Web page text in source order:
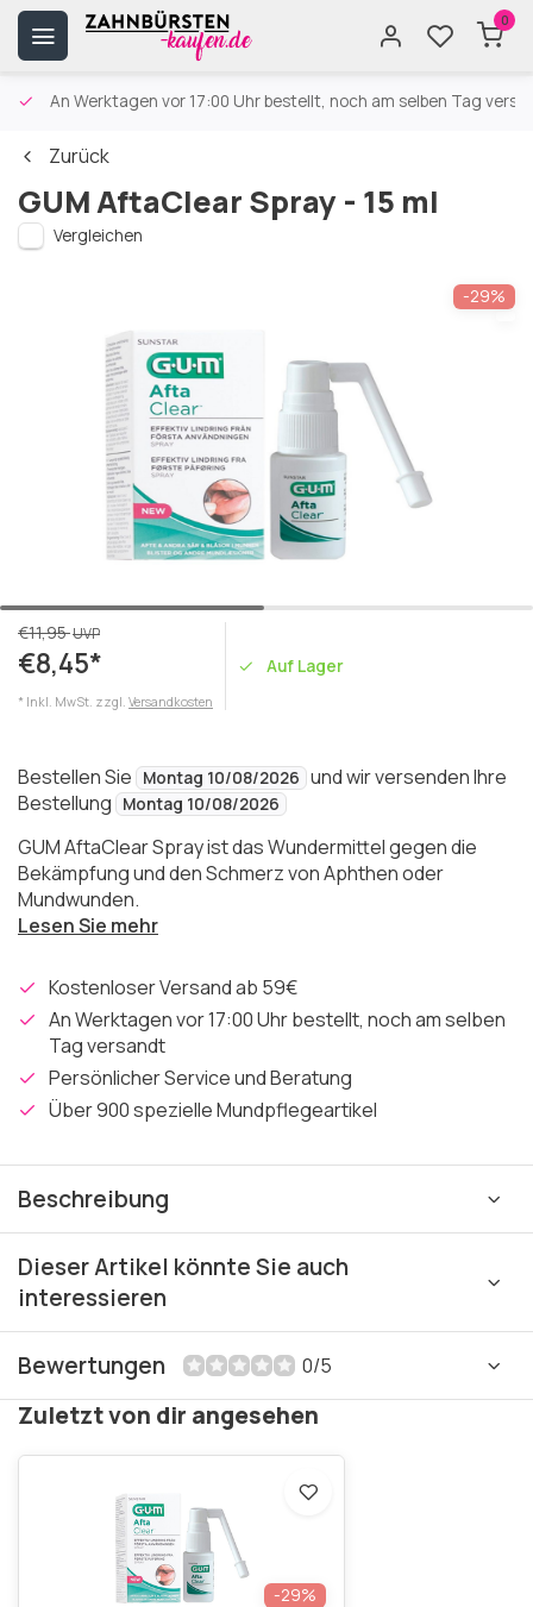
0
An Werktagen vor 17:00 Uhr bestellt, noch am selben Tag
Zurück
GUM AftaClear Spray - 15 ml
Vergleichen
-29%
€11,95UVP
€8,45*
* Inkl. MwSt. zzgl. Versandkosten
Auf Lager
Bestellen Sie Montag 10/08/2026 und wir versenden Ihre
Bestellung
Montag 10/08/2026
GUM AftaClear Spray ist das Wundermittel gegen die
Bekämpfung und den Schmerz von Aphthen oder
Mundwunden.
Lesen Sie mehr
Kostenloser Versand ab 59€
An Werktagen vor 17:00 Uhr bestellt, noch am selben
Tag versandt
Persönlicher Service und Beratung
Über 900 spezielle Mundpflegeartikel
Beschreibung
Dieser Artikel könnte Sie auch
interessieren
Bewertungen 0/5
Zuletzt von dir angesehen
-29%